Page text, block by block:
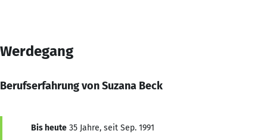
Werdegang
Berufserfahrung von Suzana Beck
Bis heute 35 Jahre, seit Sep. 1991